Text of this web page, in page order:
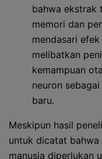
bahwa ekstrak
memori dan
mendasari
melibatkan
kemampuan
neuron
baru.
Meskipun hasil
untuk dicatat
manusia diperlukan